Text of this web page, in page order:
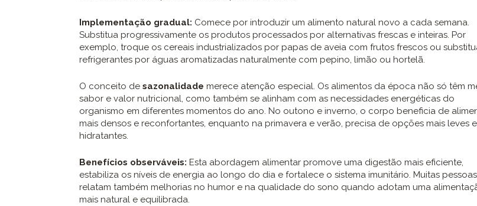
Implementação gradual: Comece por introduzir um alimento natural novo a cada semana.
Substitua progressivamente os produtos processados por alternativas frescas e inteiras. Por
exemplo, troque os cereais industrializados por papas de aveia com frutos frescos ou
refrigerantes por águas aromatizadas naturalmente com pepino, limão ou hortelã.
O conceito de sazonalidade merece atenção especial. Os alimentos da época não só têm
sabor e valor nutricional, como também se alinham com as necessidades energéticas do
organismo em diferentes momentos do ano. No outono e inverno, o corpo beneficia de
mais densos e reconfortantes, enquanto na primavera e verão, precisa de opções mais leves e
hidratantes.
Benefícios observáveis: Esta abordagem alimentar promove uma digestão mais eficiente,
estabiliza os níveis de energia ao longo do dia e fortalece o sistema imunitário. Muitas pessoas
relatam também melhorias no humor e na qualidade do sono quando adotam uma
mais natural e equilibrada.